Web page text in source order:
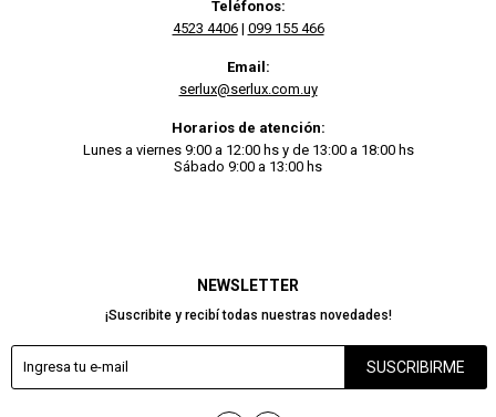
NEWSLETTER
¡Suscribite y recibí todas nuestras novedades!
SUSCRIBIRME
Teléfonos:
4523 4406| 099 155 466
Email:
serlux@serlux.com.uy
Horarios de atención:
Lunes a viernes 9:00 a 12:00 hs y de 13:00 a 18:00 hs
Sábado 9:00 a 13:00 hs